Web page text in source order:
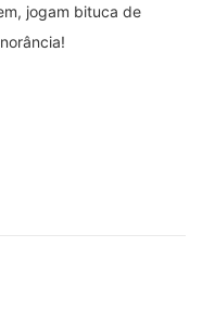
jogam bituca de